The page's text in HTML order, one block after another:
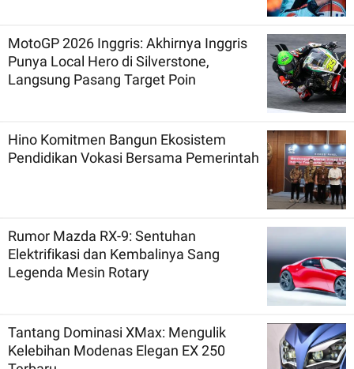
MotoGP 2026 Inggris: Akhirnya Inggris
Punya Local Hero di Silverstone,
Langsung Pasang Target Poin
Hino Komitmen Bangun Ekosistem
Pendidikan Vokasi Bersama Pemerintah
Rumor Mazda RX-9: Sentuhan
Elektrifikasi dan Kembalinya Sang
Legenda Mesin Rotary
Tantang Dominasi XMax: Mengulik
Kelebihan Modenas Elegan EX 250